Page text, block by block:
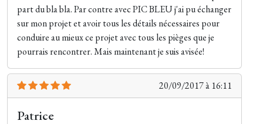
part du bla bla. Par contre avec PIC BLEU j'ai pu échanger
sur mon projet et avoir tous les détails nécessaires pour
conduire au mieux ce projet avec tous les pièges que je
pourrais rencontrer. Mais maintenant je suis avisée!
20/09/2017 à 16:11
Patrice